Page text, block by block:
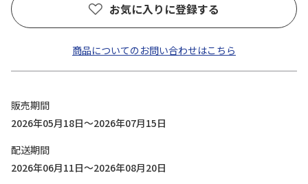
お気に入りに登録する
商品についてのお問い合わせはこちら
販売期間
2026年05月18日～2026年07月15日
配送期間
2026年06月11日～2026年08月20日